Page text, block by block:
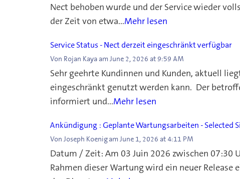
Nect behoben wurde und der Service wieder
der Zeit von etwa...Mehr lesen
Service Status - Nect derzeit eingeschränkt verfügbar
Von Rojan Kaya am June 2, 2026 at 9:59 AM
Sehr geehrte Kundinnen und Kunden, aktuell
eingeschränkt genutzt werden kann. Der
informiert und...Mehr lesen
Ankündigung : Geplante Wartungsarbeiten - Selected
Von Joseph Koenig am June 1, 2026 at 4:11 PM
Datum / Zeit: Am 03 Juin 2026 zwischen 07:30
Rahmen dieser Wartung wird ein neuer